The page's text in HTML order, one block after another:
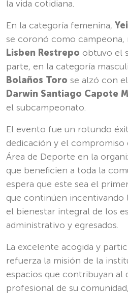
la vida cotidiana.
En la categoría femenina,
se coronó como campeona,
Lisben Restrepo obtuvo el
parte, en la categoría
Bolaños Toro se alzó con
Darwin Santiago Capote
el subcampeonato.
El evento fue un rotundo
dedicación y el compromiso
Área de Deporte en la
que beneficien a toda la
espera que este sea el
que continúen incentivando
el bienestar integral de los
administrativo y egresados.
La excelente acogida y
refuerza la misión de la
espacios que contribuyan al
profesional de su